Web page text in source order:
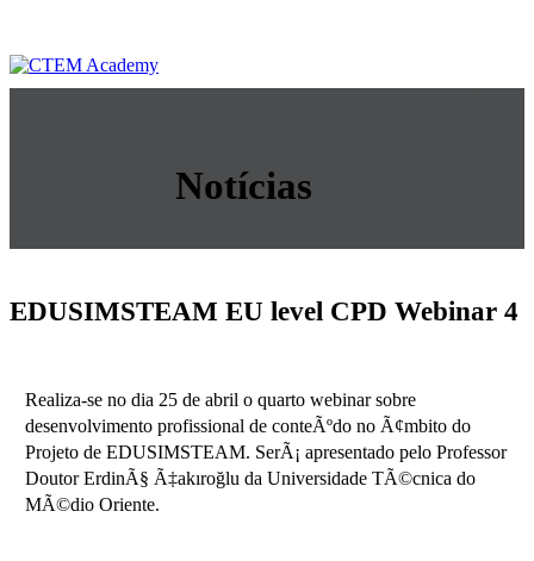
Notícias
EDUSIMSTEAM EU level CPD Webinar 4
Realiza-se no dia 25 de abril o quarto webinar sobre
desenvolvimento profissional de conteÃºdo no Ã¢mbito do
Projeto de EDUSIMSTEAM. SerÃ¡ apresentado pelo Professor
Doutor ErdinÃ§ Ã‡akıroğlu da Universidade TÃ©cnica do
MÃ©dio Oriente.